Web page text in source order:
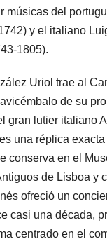
músicas del
y el italiano
1805).
Uriol trae al
de su
gran lutier italiano
una réplica exacta
conserva en el
de Lisboa y
ofreció un
casi una década,
centrado en el